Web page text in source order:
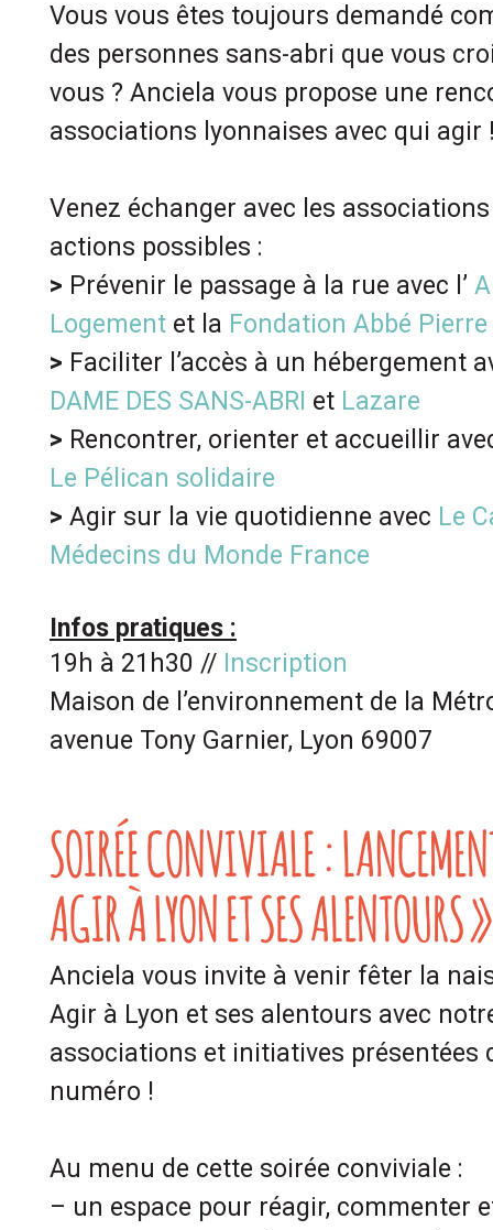
Vous vous êtes toujours demandé
des personnes sans-abri que vous
vous ? Anciela vous propose une
associations lyonnaises avec qui agir
Venez échanger avec les
actions possibles :
> Prévenir le passage à la rue avec l’
Logement et la Fondation Abbé Pierre
> Faciliter l’accès à un hébergement
DAME DES SANS-ABRI et Lazare
> Rencontrer, orienter et accueillir
Le Pélican solidaire
> Agir sur la vie quotidienne avec Le
Médecins du Monde France
Infos pratiques :
19h à 21h30 // Inscription
Maison de l’environnement de la
avenue Tony Garnier, Lyon 69007
SOIRÉE CONVIVIALE :
AGIR À LYON ET SES ALENTOURS »
Anciela vous invite à venir fêter la
Agir à Lyon et ses alentours avec
associations et initiatives présentées
numéro !
Au menu de cette soirée conviviale :
– un espace pour réagir, commenter